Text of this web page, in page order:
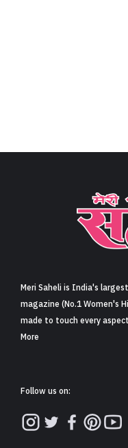
Meri Saheli is India's
magazine (No.1 Women's
made to touch every
More
Follow us on: